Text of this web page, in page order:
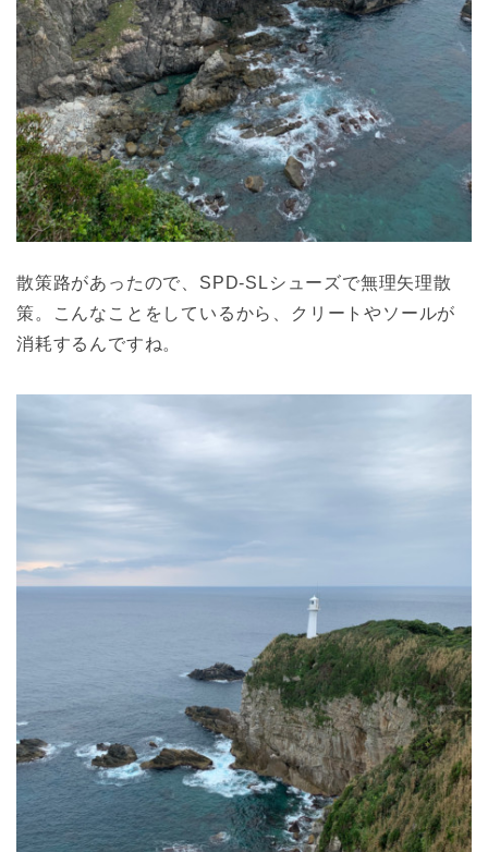
散策路があったので、SPD-SLシューズで無理矢理散
策。こんなことをしているから、クリートやソールが
消耗するんですね。